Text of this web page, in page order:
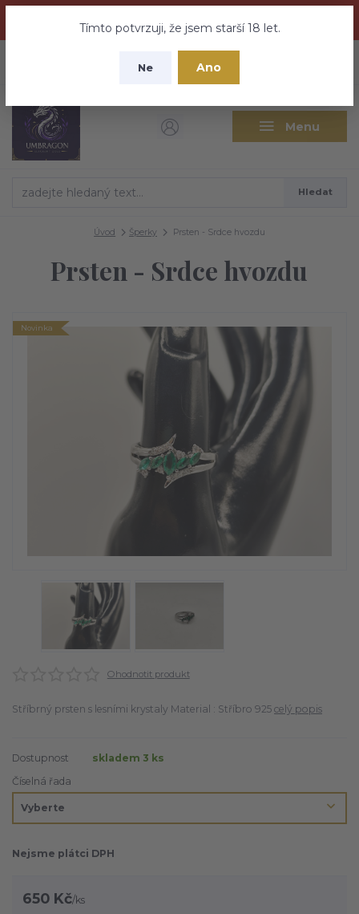
nebuďte vyděšeni zde najdete vše a ještě mnohem víc
Tímto potvrzuji, že jsem starší 18 let.
Ne Ano
Menu
CZK
Hledat
Úvod Šperky Prsten - Srdce hvozdu
Prsten - Srdce hvozdu
Novinka
Ohodnotit produkt
Stříbrný prsten s lesními krystaly Material : Stříbro 925 celý popis
Dostupnost
skladem 3 ks
Číselná řada
Nejsme plátci DPH
650 Kč/ks